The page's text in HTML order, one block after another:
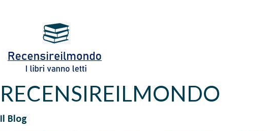
RECENSIREILMONDO
Il Blog